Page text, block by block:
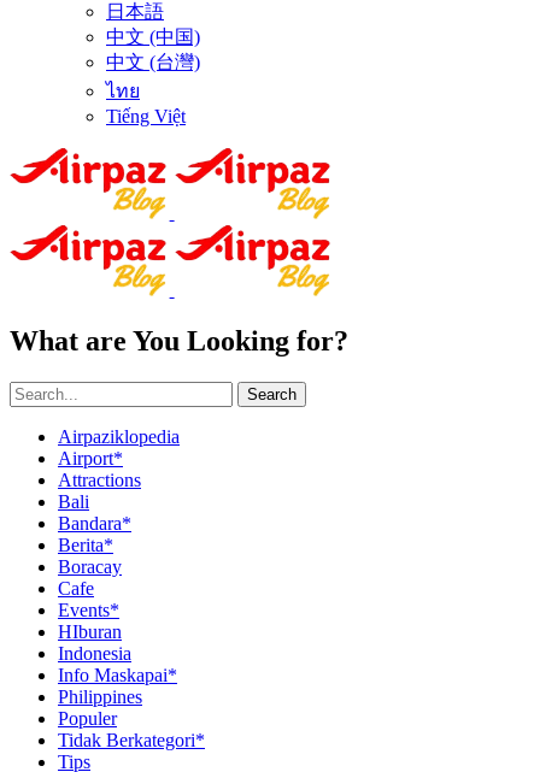
日本語
中文 (中国)
中文 (台灣)
ไทย
Tiếng Việt
What are You Looking for?
Search
Airpaziklopedia
Airport*
Attractions
Bali
Bandara*
Berita*
Boracay
Cafe
Events*
HIburan
Indonesia
Info Maskapai*
Philippines
Populer
Tidak Berkategori*
Tips